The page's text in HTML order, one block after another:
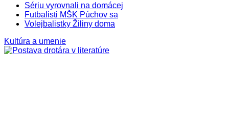
Sériu vyrovnali na domácej
Futbalisti MŠK Púchov sa
Volejbalistky Žiliny doma
Kultúra a umenie